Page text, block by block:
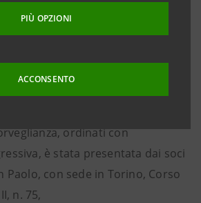
PIÙ OPZIONI
ACCONSENTO
di Intesa Sanpaolo per
2012, all’ordine del giorno
convocata per il 28-30 aprile
ordinati con
è stata presentata dai soci
Paolo, con sede in Torino, Corso
n. 75,